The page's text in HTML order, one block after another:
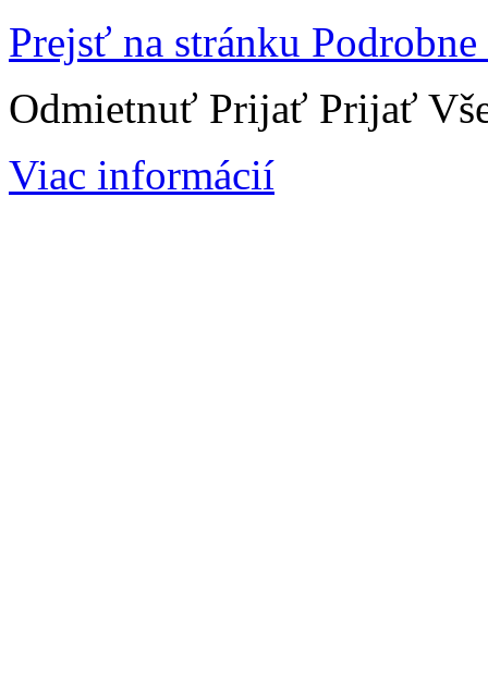
Prejsť na stránku
Odmietnuť Prijať Prijať
Viac informácií